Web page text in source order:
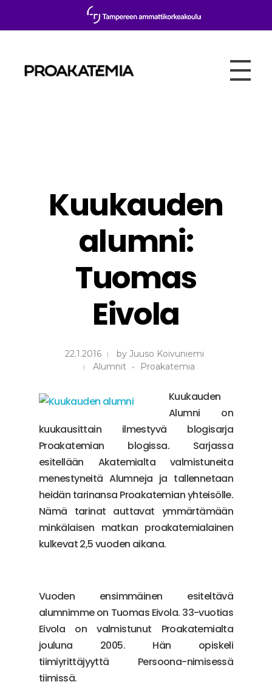
Kuukauden
alumni:
Tuomas
Eivola
22.1.2016 by Juuso Koivuniemi
Alumnit
Proakatemia
Kuukauden
Alumni on
kuukausittain ilmestyvä blogisarja
Proakatemian blogissa. Sarjassa
esitellään Akatemialta valmistuneita
menestyneitä Alumneja ja tallennetaan
heidän tarinansa Proakatemian yhteisölle.
Nämä tarinat auttavat ymmärtämään
minkälaisen matkan proakatemialainen
kulkevat 2,5 vuoden aikana.
Vuoden ensimmäinen esiteltävä
alumnimme on Tuomas Eivola. 33-vuotias
Eivola on valmistunut Proakatemialta
jouluna 2005. Hän opiskeli
tiimiyrittäjyyttä Persoona-nimisessä
tiimissä.